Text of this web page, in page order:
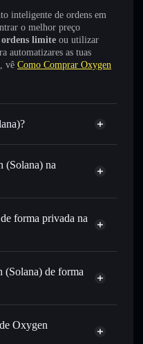
inteligente de ordens em
o melhor preço
ordens limite ou utilizar
automatizares as tuas
vê Como Comprar Oxygen
(Solana) na
Solflare
OXY por SOL, USDC
com encaminhamento
transações ao teu
faseada ao longo do
OXY sem associar
forma privada na
de Privacidade
(Solana) de forma
Oxygen (Solana)
Oxygen